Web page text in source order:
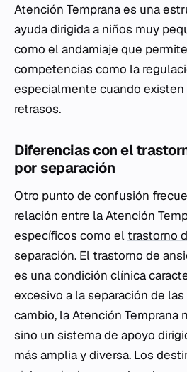
Atención Temprana es una
ayuda dirigida a niños muy
como el andamiaje que
competencias como la
especialmente cuando
retrasos.
Diferencias con el
por separación
Otro punto de confusión
relación entre la Atención
específicos como el trastorno
separación. El trastorno de
es una condición clínica
excesivo a la separación de
cambio, la Atención Temprana
sino un sistema de apoyo
más amplia y diversa. Los